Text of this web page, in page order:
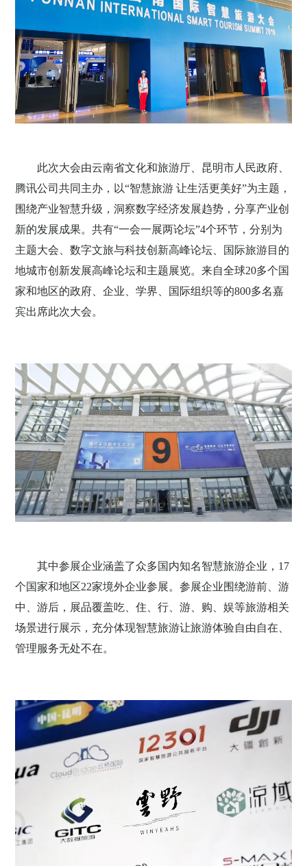
此次大会由云南省文化和旅游厅、昆明市人民政府、
腾讯公司共同主办，以“智慧旅游 让生活更美好”为主题，
围绕产业智慧升级，洞察数字经济发展趋势，分享产业创
新的发展成果。共有“一会一展两论坛”4个环节，分别为
主题大会、数字文旅与科技创新高峰论坛、国际旅游目的
地城市创新发展高峰论坛和主题展览。来自全球20多个国
家和地区的政府、企业、学界、国际组织等的800多名嘉
宾出席此次大会。
其中参展企业涵盖了众多国内知名智慧旅游企业，17
个国家和地区22家境外企业参展。参展企业围绕游前、游
中、游后，展品覆盖吃、住、行、游、购、娱等旅游相关
场景进行展示，充分体现智慧旅游让旅游体验自由自在、
管理服务无处不在。